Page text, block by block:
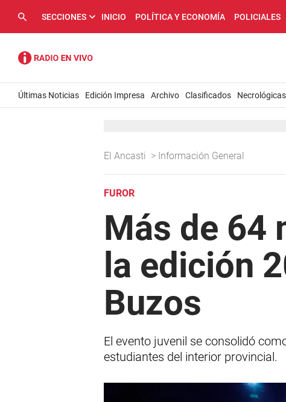
SECCIONES INICIO POLÍTICA Y ECONOMÍA POLICIALES
Últimas Noticias Edición Impresa Archivo Clasificados Necrológicas
El Ancasti > Información General
FUROR
Más de 64
la edición
Buzos
El evento juvenil se consolidó
estudiantes del interior provincial.